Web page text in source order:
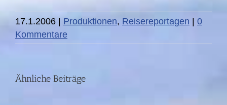
17.1.2006 | Produktionen, Reisereportagen | 0
Kommentare
Ähnliche Beiträge
STORY: